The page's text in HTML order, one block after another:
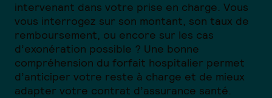
intervenant dans votre prise en charge. Vous
vous interrogez sur son montant, son taux de
remboursement, ou encore sur les cas
d’exonération possible ? Une bonne
compréhension du forfait hospitalier permet
d’anticiper votre reste à charge et de mieux
adapter votre contrat d’assurance santé.